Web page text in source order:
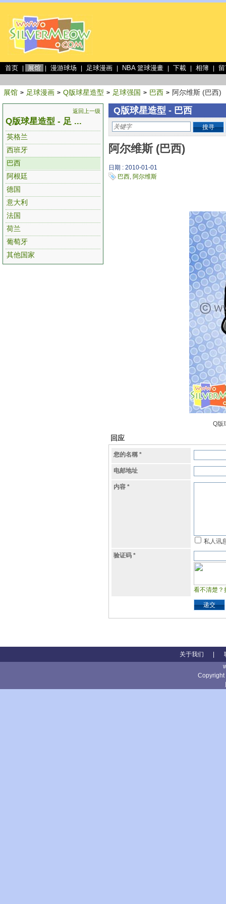
首页 展馆 漫游球场 足球漫画 NBA 篮球漫畫 下載 相簿
展馆 > 足球漫画 > Q版球星造型 > 足球强国 > 巴西 > 阿尔维斯 (巴西)
返回上一级
Q版球星造型 - 足 ...
英格兰
西班牙
巴西
阿根廷
德国
意大利
法国
荷兰
葡萄牙
其他国家
Q版球星造型 - 巴西
搜寻
阿尔维斯 (巴西)
日期 : 2010-01-01
巴西, 阿尔维斯
Q版
回应
您的名稱 *
电邮地址
内容 *
私人讯
验证码 *
看不清楚？
递交
关于我们